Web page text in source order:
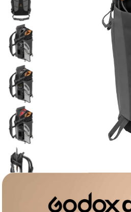
7.